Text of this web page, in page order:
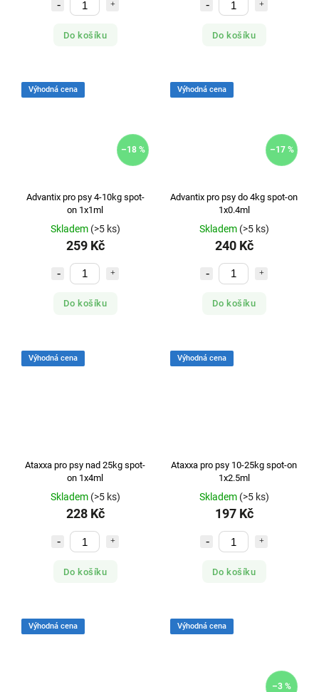
Do košíku Do košíku
Výhodná cena
–18 %
Advantix pro psy 4-10kg spot-
on 1x1ml
Skladem (>5 ks)
259 Kč
Do košíku
Výhodná cena
–17 %
Advantix pro psy do 4kg spot-on
1x0.4ml
Skladem (>5 ks)
240 Kč
Do košíku
Výhodná cena
Ataxxa pro psy nad 25kg spot-
on 1x4ml
Skladem (>5 ks)
228 Kč
Do košíku
Výhodná cena
Ataxxa pro psy 10-25kg spot-on
1x2.5ml
Skladem (>5 ks)
197 Kč
Do košíku
Výhodná cena Výhodná cena
–3 %